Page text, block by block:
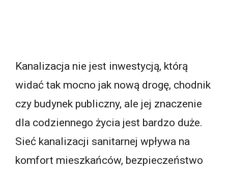
Kanalizacja nie jest inwestycją, którą
widać tak mocno jak nową drogę, chodnik
czy budynek publiczny, ale jej znaczenie
dla codziennego życia jest bardzo duże.
Sieć kanalizacji sanitarnej wpływa na
komfort mieszkańców, bezpieczeństwo